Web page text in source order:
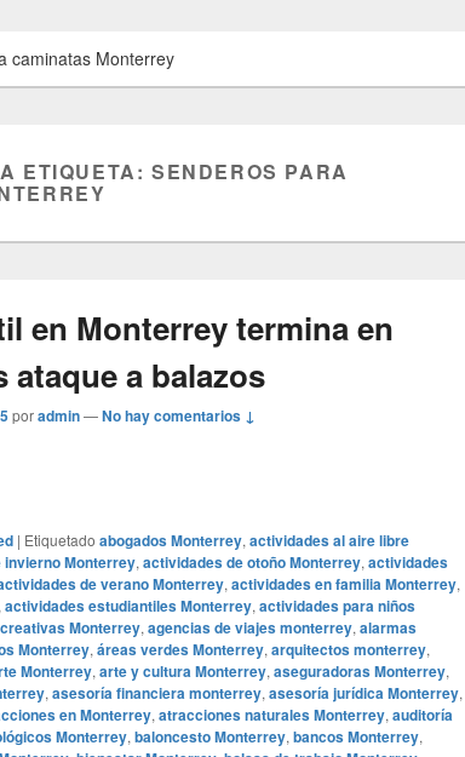
caminatas Monterrey
ETIQUETA:SENDEROS PARA
en Monterrey termina en
ataque a balazos
poradmin—No hay comentarios ↓
| Etiquetado abogados Monterrey, actividades al aire libre
Monterrey, actividades de otoño Monterrey, actividades
de verano Monterrey, actividades en familia Monterrey,
actividades estudiantiles Monterrey, actividades para niños
Monterrey, agencias de viajes monterrey, alarmas
Monterrey, áreas verdes Monterrey, arquitectos monterrey,
Monterrey, arte y cultura Monterrey, aseguradoras Monterrey,
, asesoría financiera monterrey, asesoría jurídica Monterrey,
en Monterrey, atracciones naturales Monterrey, auditoría
Monterrey, baloncesto Monterrey, bancos Monterrey,